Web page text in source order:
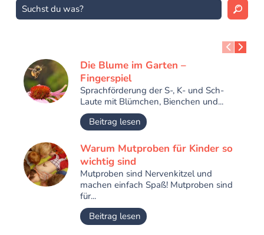
Die Blume im Garten –
Fingerspiel
Sprachförderung der S-, K- und Sch-
Laute mit Blümchen, Bienchen und...
Beitrag lesen
Warum Mutproben für Kinder so
wichtig sind
Mutproben sind Nervenkitzel und
machen einfach Spaß! Mutproben sind
für...
Beitrag lesen